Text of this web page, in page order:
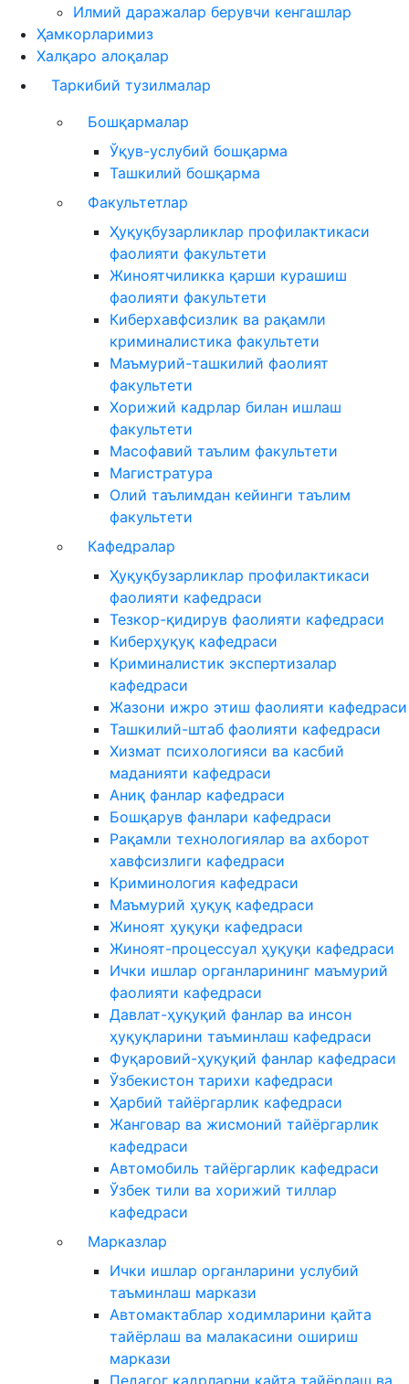
Илмий даражалар берувчи кенгашлар
Ҳамкорларимиз
Халқаро алоқалар
Таркибий тузилмалар
Бошқармалар
Ўқув-услубий бошқарма
Ташкилий бошқарма
Факультетлар
Ҳуқуқбузарликлар профилактикаси
фаолияти факультети
Жиноятчиликка қарши курашиш
фаолияти факультети
Киберхавфсизлик ва рақамли
криминалистика факультети
Маъмурий-ташкилий фаолият
факультети
Хорижий кадрлар билан ишлаш
факультети
Масофавий таълим факультети
Магистратура
Олий таълимдан кейинги таълим
факультети
Кафедралар
Ҳуқуқбузарликлар профилактикаси
фаолияти кафедраси
Тезкор-қидирув фаолияти кафедраси
Киберҳуқуқ кафедраси
Криминалистик экспертизалар
кафедраси
Жазони ижро этиш фаолияти кафедраси
Ташкилий-штаб фаолияти кафедраси
Хизмат психологияси ва касбий
маданияти кафедраси
Аниқ фанлар кафедраси
Бошқарув фанлари кафедраси
Рақамли технологиялар ва ахборот
хавфсизлиги кафедраси
Криминология кафедраси
Маъмурий ҳуқуқ кафедраси
Жиноят ҳуқуқи кафедраси
Жиноят-процессуал ҳуқуқи кафедраси
Ички ишлар органларининг маъмурий
фаолияти кафедраси
Давлат-ҳуқуқий фанлар ва инсон
ҳуқуқларини таъминлаш кафедраси
Фуқаровий-ҳуқуқий фанлар кафедраси
Ўзбекистон тарихи кафедраси
Ҳарбий тайёргарлик кафедраси
Жанговар ва жисмоний тайёргарлик
кафедраси
Автомобиль тайёргарлик кафедраси
Ўзбек тили ва хорижий тиллар
кафедраси
Марказлар
Ички ишлар органларини услубий
таъминлаш маркази
Автомактаблар ходимларини қайта
тайёрлаш ва малакасини ошириш
маркази
Педагог кадрларни қайта тайёрлаш ва